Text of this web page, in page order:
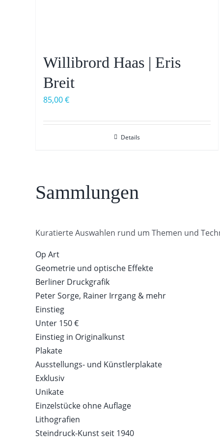
Willibrord Haas | Eris
Breit
85,00€
Details
Sammlungen
Kuratierte Auswahlen rund um Themen und
Op Art
Geometrie und optische Effekte
Berliner Druckgrafik
Peter Sorge, Rainer Irrgang & mehr
Einstieg
Unter 150 €
Einstieg in Originalkunst
Plakate
Ausstellungs- und Künstlerplakate
Exklusiv
Unikate
Einzelstücke ohne Auflage
Lithografien
Steindruck-Kunst seit 1940